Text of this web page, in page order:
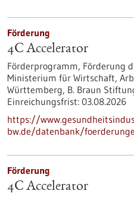
Förderung
4C Accelerator
Förderprogramm, Förderung
Ministerium für Wirtschaft,
Württemberg, B. Braun
Einreichungsfrist: 03.08.2026
https://
bw.de/datenbank/
Förderung
4C Accelerator